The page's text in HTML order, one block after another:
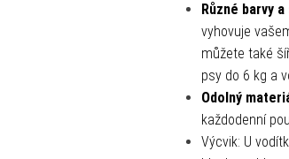
Různé barvy
vyhovuje
můžete také
psy do 6 kg a
Odolný
každodenní
Výcvik: U